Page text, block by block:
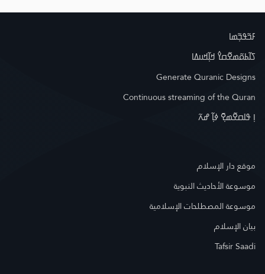
ߓߏ߬ߟߏ߲߬ߘߊ
ߖߊ߬ߕߋ߬ߘߐ߬ߛߌ߮ ߞߊ߲߬ߞߎߡߊ
Generate Quranic Designs
Continuous streaming of the Quran
ߊ߲ ߟߊߛߐ߬ߘߐ߲߫ ߦߊ߲߬ ߝߍ߬
موقع دار الإسلام
موسوعة الأحاديث النبوية
موسوعة المصطلحات الإسلامية
بيان الإسلام
Tafsir Saadi